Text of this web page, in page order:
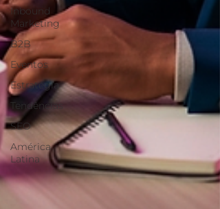
Inbound
Marketing
B2B
Eventos
Estratégia
Tendências
SEO
América
Latina